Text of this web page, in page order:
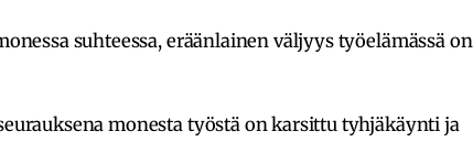
suhteessa, eräänlainen väljyys työelämässä on
monesta työstä on karsittu tyhjäkäynti ja